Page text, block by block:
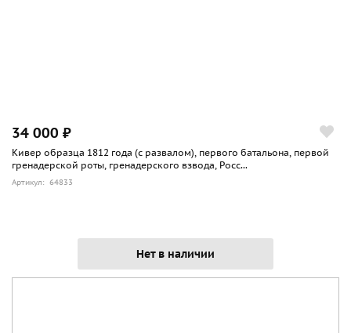
34 000 ₽
Кивер образца 1812 года (с развалом), первого батальона, первой
гренадерской роты, гренадерского взвода, Росс...
Артикул: 64833
Нет в наличии